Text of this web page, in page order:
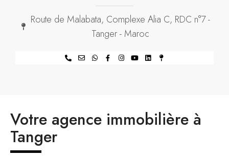
Route de Malabata, Complexe Alia C, RDC n°7 -
Tanger - Maroc
Votre agence immobilière à
Tanger